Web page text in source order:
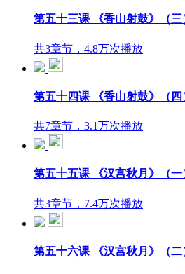
第五十三课 《香山射鼓》（三
共3章节，4.8万次播放
第五十四课 《香山射鼓》（四
共7章节，3.1万次播放
第五十五课 《汉宫秋月》（一
共3章节，7.4万次播放
第五十六课 《汉宫秋月》（二